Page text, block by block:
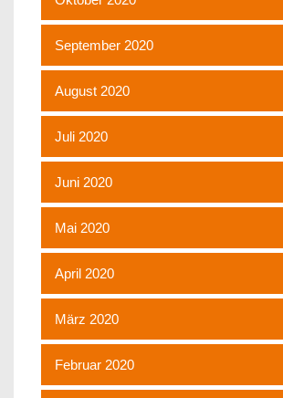
September 2020
August 2020
Juli 2020
Juni 2020
Mai 2020
April 2020
März 2020
Februar 2020